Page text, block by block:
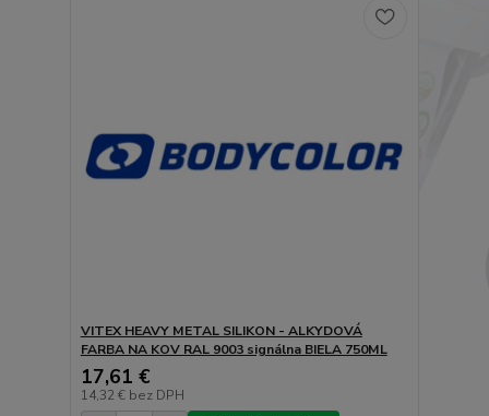
VITEX HEAVY METAL SILIKON - ALKYDOVÁ
FARBA NA KOV RAL 9003 signálna BIELA 750ML
17,61 €
14,32 € bez DPH